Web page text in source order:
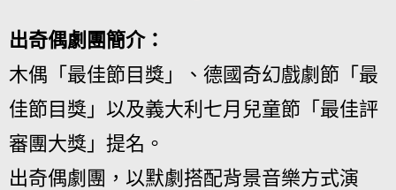
出奇偶劇團簡介：
木偶「最佳節目獎」、德國奇幻戲劇節「最
佳節目獎」以及義大利七月兒童節「最佳評
審團大獎」提名。
出奇偶劇團，以默劇搭配背景音樂方式演